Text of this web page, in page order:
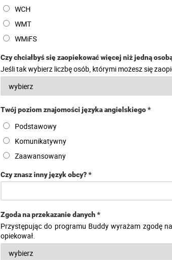
WCH
WMT
WMiFS
Czy chciałbyś się zaopiekować więcej niż jedną
Jeśli tak wybierz liczbę osób, którymi możesz się
Twój poziom znajomości języka angielskiego *
Podstawowy
Komunikatywny
Zaawansowany
Czy znasz inny język obcy? *
Zgoda na przekazanie danych *
Przystępując do programu Buddy wyrażam zgodę
opiekował.